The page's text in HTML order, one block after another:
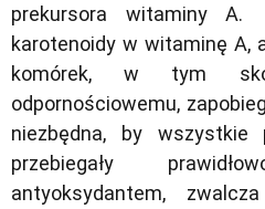
prekursora witaminy A.
karotenoidy w witaminę A,
komórek, w tym
odpornościowemu,
niezbędna, by wszystkie
przebiegały
antyoksydantem,